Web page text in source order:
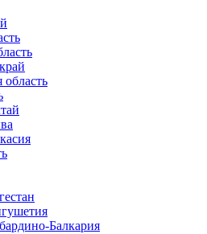
Балкария